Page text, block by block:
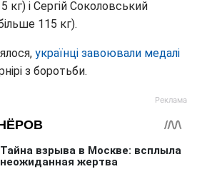
і Сергій Соколовський
115 кг).
українці завоювали медалі
з боротьби.